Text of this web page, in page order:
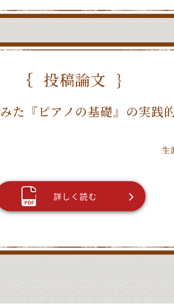
投稿論文
た『ピアノの基礎』の実践
生
詳しく読む